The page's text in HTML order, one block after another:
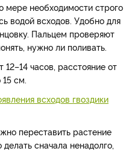
мере необходимости строго
водой всходов. Удобно для
Пальцем проверяют
нужно ли поливать.
часов, расстояние от
см.
всходов гвоздики
переставить растение
сначала ненадолго,